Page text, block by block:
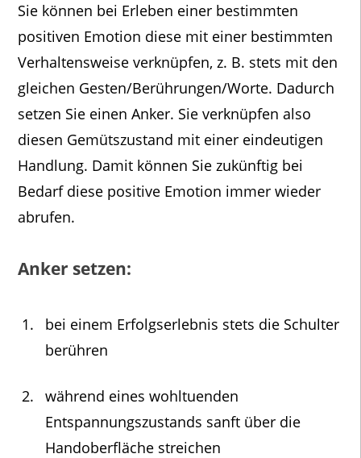
Sie können bei Erleben einer bestimmten
positiven Emotion diese mit einer bestimmten
Verhaltensweise verknüpfen, z. B. stets mit den
gleichen Gesten/Berührungen/Worte. Dadurch
setzen Sie einen Anker. Sie verknüpfen also
diesen Gemütszustand mit einer eindeutigen
Handlung. Damit können Sie zukünftig bei
Bedarf diese positive Emotion immer wieder
abrufen.
Anker setzen:
bei einem Erfolgserlebnis stets die Schulter
berühren
während eines wohltuenden
Entspannungszustands sanft über die
Handoberfläche streichen